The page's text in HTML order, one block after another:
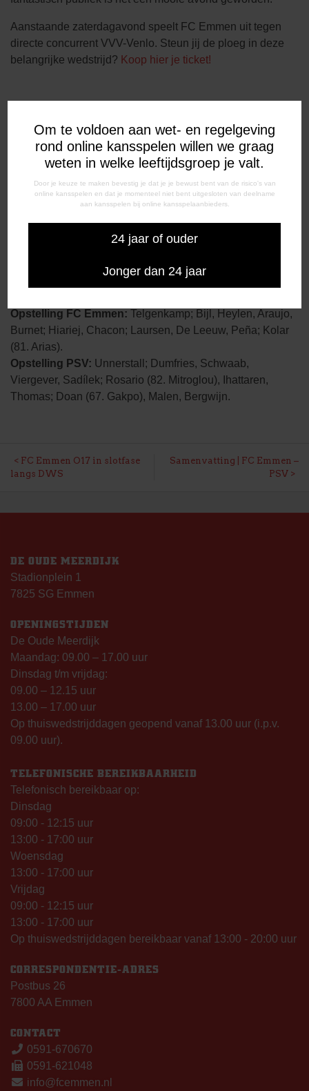
Om te voldoen aan wet- en regelgeving
rond online kansspelen willen we graag
weten in welke leeftijdsgroep je valt.
Door je keuze te maken bevestig je dat je je bewust bent van de risico's van
online kansspelen en dat je momenteel niet bent uitgesloten van deelname
aan kansspelen bij online kansspelaanbieders.
24 jaar of ouder
Jonger dan 24 jaar
Aanstaande zaterdagavond speelt FC Emmen uit tegen
directe concurrent VVV-Venlo. Steun jij de ploeg in deze
belangrijke wedstrijd? Koop hier je ticket!
15. Schwaab 0-1
52. Kolar 1-1
Toeschouwers: 8.309
Opstelling FC Emmen: Telgenkamp; Bijl, Heylen, Araujo,
Burnet; Hiariej, Chacon; Laursen, De Leeuw, Peña; Kolar
(81. Arias).
Opstelling PSV: Unnerstall; Dumfries, Schwaab,
Viergever, Sadílek; Rosario (82. Mitroglou), Ihattaren,
Thomas; Doan (67. Gakpo), Malen, Bergwijn.
BERICHT
FC Emmen O17 in slotfase
langs DWS
Samenvatting | FC Emmen –
PSV
DE OUDE MEERDIJK
Stadionplein 1
7825 SG Emmen
OPENINGSTIJDEN
De Oude Meerdijk
Maandag: 09.00 – 17.00 uur
Dinsdag t/m vrijdag:
09.00 – 12.15 uur
13.00 – 17.00 uur
Op thuiswedstrijddagen geopend vanaf 13.00 uur (i.p.v.
09.00 uur).
TELEFONISCHE BEREIKBAARHEID
Telefonisch bereikbaar op:
Dinsdag
09:00 - 12:15 uur
13:00 - 17:00 uur
Woensdag
13:00 - 17:00 uur
Vrijdag
09:00 - 12:15 uur
13:00 - 17:00 uur
Op thuiswedstrijddagen bereikbaar vanaf 13:00 - 20:00 uur
CORRESPONDENTIE-ADRES
Postbus 26
7800 AA Emmen
CONTACT
0591-670670
0591-621048
info@fcemmen.nl